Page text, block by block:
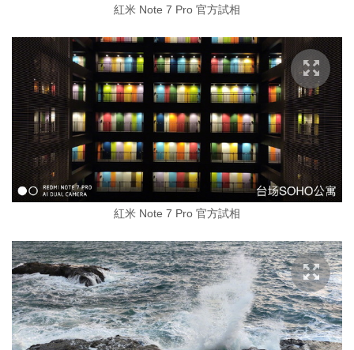
紅米 Note 7 Pro 官方試相
紅米 Note 7 Pro 官方試相